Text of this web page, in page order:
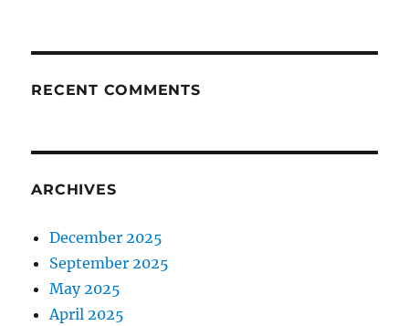
RECENT COMMENTS
ARCHIVES
December 2025
September 2025
May 2025
April 2025